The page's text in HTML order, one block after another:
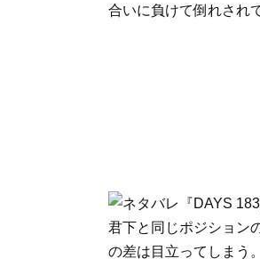
合いに負けて倒れされ
君下と同じポジション
の差は目立ってしまう。